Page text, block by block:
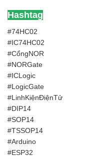
Hashtag
#74HC02
#IC74HC02
#CổngNOR
#NORGate
#ICLogic
#LogicGate
#LinhKiệnĐiệnTử
#DIP14
#SOP14
#TSSOP14
#Arduino
#ESP32